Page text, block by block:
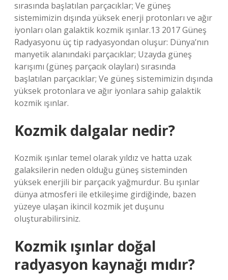
sırasında başlatılan parçacıklar; Ve güneş
sistemimizin dışında yüksek enerji protonları ve ağır
iyonları olan galaktik kozmik ışınlar.13 2017 Güneş
Radyasyonu üç tip radyasyondan oluşur: Dünya’nın
manyetik alanındaki parçacıklar; Uzayda güneş
karışımı (güneş parçacık olayları) sırasında
başlatılan parçacıklar; Ve güneş sistemimizin dışında
yüksek protonlara ve ağır iyonlara sahip galaktik
kozmik ışınlar.
Kozmik dalgalar nedir?
Kozmik ışınlar temel olarak yıldız ve hatta uzak
galaksilerin neden olduğu güneş sisteminden
yüksek enerjili bir parçacık yağmurdur. Bu ışınlar
dünya atmosferi ile etkileşime girdiğinde, bazen
yüzeye ulaşan ikincil kozmik jet duşunu
oluşturabilirsiniz.
Kozmik ışınlar doğal
radyasyon kaynağı mıdır?